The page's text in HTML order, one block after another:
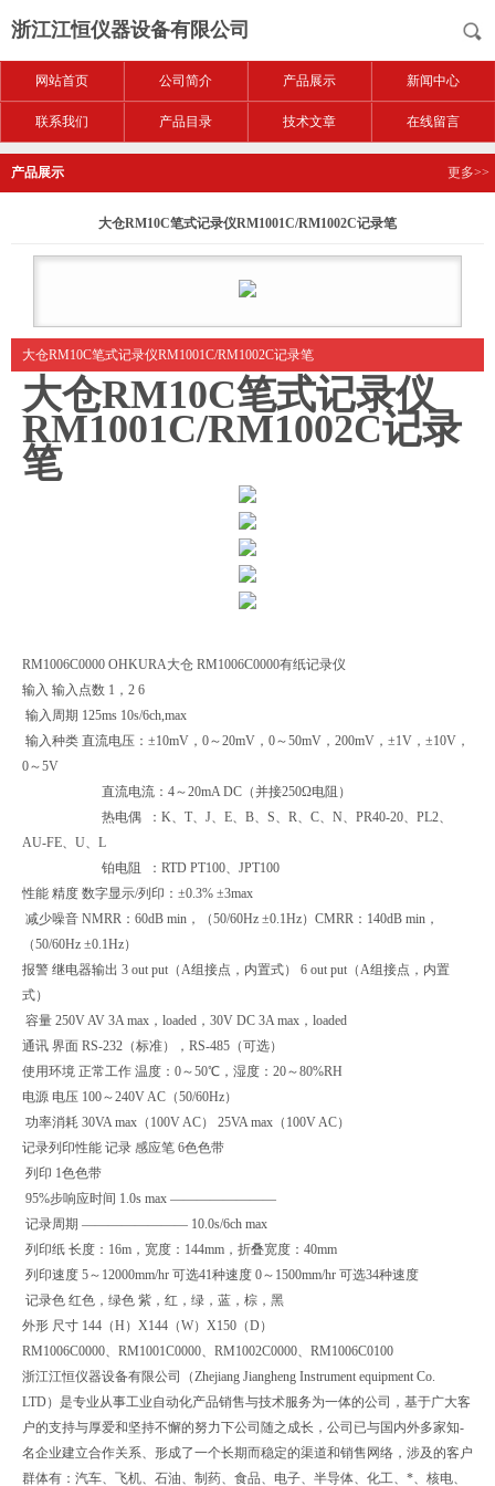
浙江江恒仪器设备有限公司
网站首页 公司简介 产品展示 新闻中心
联系我们 产品目录 技术文章 在线留言
产品展示 更多>>
大仓RM10C笔式记录仪RM1001C/RM1002C记录笔
大仓RM10C笔式记录仪RM1001C/RM1002C记录笔
大仓RM10C笔式记录仪
RM1001C/RM1002C记录
笔
RM1006C0000 OHKURA大仓 RM1006C0000有纸记录仪
输入 输入点数 1，2 6
输入周期 125ms 10s/6ch,max
输入种类 直流电压：±10mV，0～20mV，0～50mV，200mV，±1V，±10V，
0～5V
直流电流：4～20mA DC（并接250Ω电阻）
热电偶 ：K、T、J、E、B、S、R、C、N、PR40-20、PL2、
AU-FE、U、L
铂电阻 ：RTD PT100、JPT100
性能 精度 数字显示/列印：±0.3% ±3max
减少噪音 NMRR：60dB min，（50/60Hz ±0.1Hz）CMRR：140dB min，
（50/60Hz ±0.1Hz）
报警 继电器输出 3 out put（A组接点，内置式） 6 out put（A组接点，内置
式）
容量 250V AV 3A max，loaded，30V DC 3A max，loaded
通讯 界面 RS-232（标准），RS-485（可选）
使用环境 正常工作 温度：0～50℃，湿度：20～80%RH
电源 电压 100～240V AC（50/60Hz）
功率消耗 30VA max（100V AC） 25VA max（100V AC）
记录列印性能 记录 感应笔 6色色带
列印 1色色带
95%步响应时间 1.0s max ————————
记录周期 ———————— 10.0s/6ch max
列印纸 长度：16m，宽度：144mm，折叠宽度：40mm
列印速度 5～12000mm/hr 可选41种速度 0～1500mm/hr 可选34种速度
记录色 红色，绿色 紫，红，绿，蓝，棕，黑
外形 尺寸 144（H）X144（W）X150（D）
RM1006C0000、RM1001C0000、RM1002C0000、RM1006C0100
浙江江恒仪器设备有限公司（Zhejiang Jiangheng Instrument equipment Co.
LTD）是专业从事工业自动化产品销售与技术服务为一体的公司，基于广大客
户的支持与厚爱和坚持不懈的努力下公司随之成长，公司已与国内外多家知-
名企业建立合作关系、形成了一个长期而稳定的渠道和销售网络，涉及的客户
群体有：汽车、飞机、石油、制药、食品、电子、半导体、化工、*、核电、